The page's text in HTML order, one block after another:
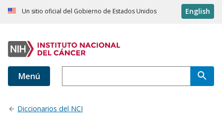
Un sitio oficial del Gobierno de Estados Unidos English
Menú
Diccionarios del NCI